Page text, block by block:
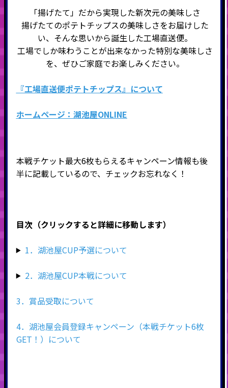
「揚げたて」だから実現した新次元の美味しさ
揚げたてのポテトチップスの美味しさをお届けした
い、そんな思いから誕生した工場直送便。
工場でしか味わうことが出来なかった特別な美味しさ
を、ぜひご家庭でお楽しみください。
『工場直送便ポテトチップス』について
ホームページ：湖池屋ONLINE
本戦チケット最大6枚もらえるキャンペーン情報も後
半に記載しているので、チェックお忘れなく！
目次（クリックすると詳細に移動します）
1．湖池屋CUP予選について
2．湖池屋CUP本戦について
3．賞品受取について
4．湖池屋会員登録キャンペーン（本戦チケット6枚
GET！）について